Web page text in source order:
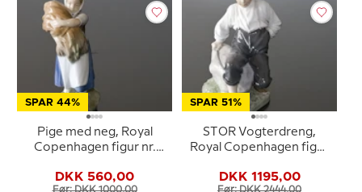
SPAR 44%
Pige med neg, Royal
Copenhagen figur nr.
DKK 560,00
Før: DKK 1000,00
SPAR 51%
STOR Vogterdreng,
Royal Copenhagen figur
DKK 1195,00
Før: DKK 2444,00